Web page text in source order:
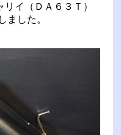
イ（ＤＡ６３Ｔ）
ました。